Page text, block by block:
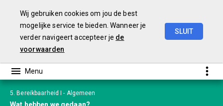
Wij gebruiken cookies om jou de best
mogelijke service te bieden. Wanneer je
verder navigeert accepteer je de
voorwaarden
SLUIT
5. Bereikbaarheid I - Algemeen